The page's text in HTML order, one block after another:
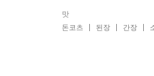
맛
돈코츠
된장 간장